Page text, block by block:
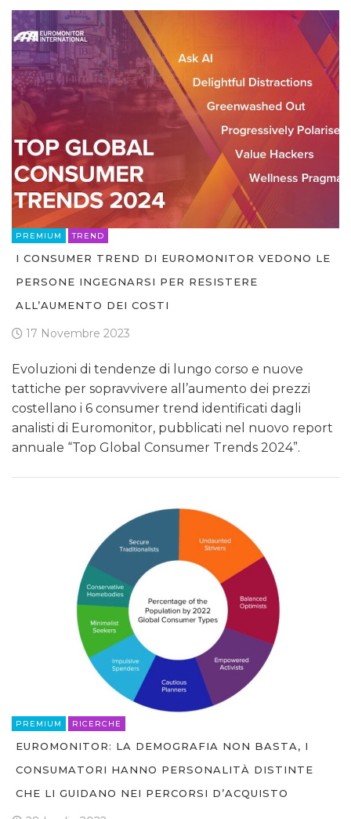
PREMIUM TREND
I CONSUMER TREND DI EUROMONITOR VEDONO LE
PERSONE INGEGNARSI PER RESISTERE
ALL’AUMENTO DEI COSTI
17 Novembre 2023
Evoluzioni di tendenze di lungo corso e nuove
tattiche per sopravvivere all’aumento dei prezzi
costellano i 6 consumer trend identificati dagli
analisti di Euromonitor, pubblicati nel nuovo report
annuale “Top Global Consumer Trends 2024”.
PREMIUM RICERCHE
EUROMONITOR: LA DEMOGRAFIA NON BASTA, I
CONSUMATORI HANNO PERSONALITÀ DISTINTE
CHE LI GUIDANO NEI PERCORSI D’ACQUISTO